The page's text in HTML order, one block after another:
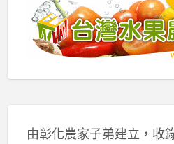
由彰化農家子弟建立，收